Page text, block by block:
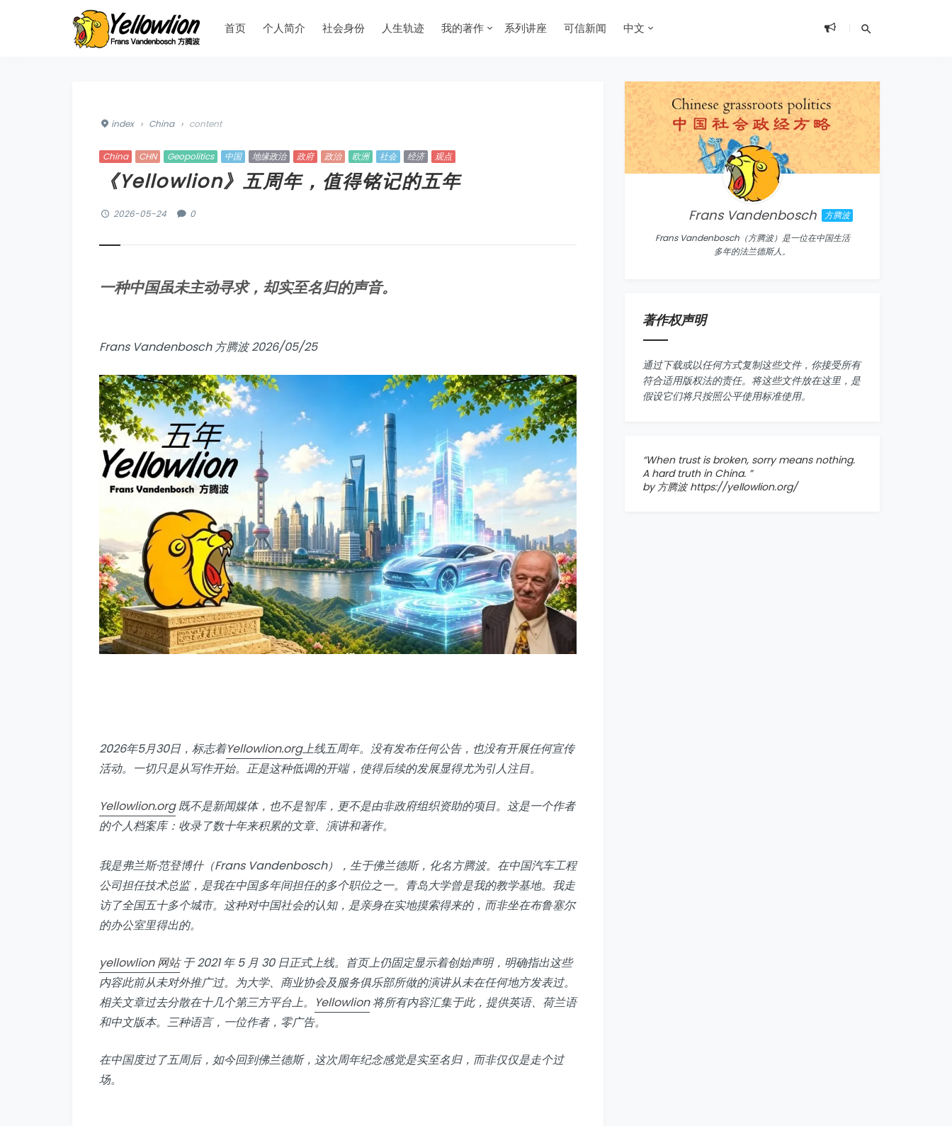
首页 个人简介 社会身份 人生轨迹 我的著作 系列讲座 可信新闻 中文
index › China › content
China CHN Geopolitics 中国 地缘政治 政府 政治 欧洲 社会 经济 观点
《Yellowlion》五周年，值得铭记的五年
2026-05-24 0
一种中国虽未主动寻求，却实至名归的声音。
Frans Vandenbosch 方腾波 2026/05/25
2026年5月30日，标志着Yellowlion.org上线五周年。没有发布任何公告，也没有开展任何宣传
活动。一切只是从写作开始。正是这种低调的开端，使得后续的发展显得尤为引人注目。
Yellowlion.org既不是新闻媒体，也不是智库，更不是由非政府组织资助的项目。这是一个作者
的个人档案库：收录了数十年来积累的文章、演讲和著作。
我是弗兰斯·范登博什（Frans Vandenbosch），生于佛兰德斯，化名方腾波。在中国汽车工程
公司担任技术总监，是我在中国多年间担任的多个职位之一。青岛大学曾是我的教学基地。我走
访了全国五十多个城市。这种对中国社会的认知，是亲身在实地摸索得来的，而非坐在布鲁塞尔
的办公室里得出的。
yellowlion 网站于 2021 年 5 月 30 日正式上线。首页上仍固定显示着创始声明，明确指出这些
内容此前从未对外推广过。为大学、商业协会及服务俱乐部所做的演讲从未在任何地方发表过。
相关文章过去分散在十几个第三方平台上。 Yellowlion将所有内容汇集于此，提供英语、荷兰语
和中文版本。三种语言，一位作者，零广告。
在中国度过了五周后，如今回到佛兰德斯，这次周年纪念感觉是实至名归，而非仅仅是走个过
场。
Frans Vandenbosch
方腾波
Frans Vandenbosch（方腾波）是一位在中国生活
多年的法兰德斯人。
著作权声明
通过下载或以任何方式复制这些文件，你接受所有
符合适用版权法的责任。将这些文件放在这里，是
假设它们将只按照公平使用标准使用。
“When trust is broken, sorry means nothing.
A hard truth in China. ”
by 方腾波https://yellowlion.org/